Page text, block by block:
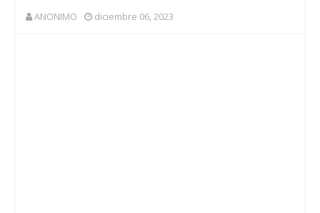
ANONIMO diciembre 06, 2023